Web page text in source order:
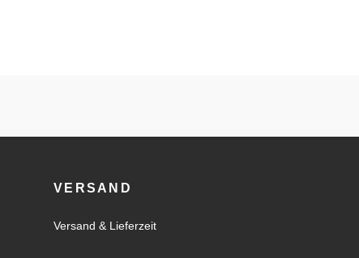
VERSAND
Versand & Lieferzeit